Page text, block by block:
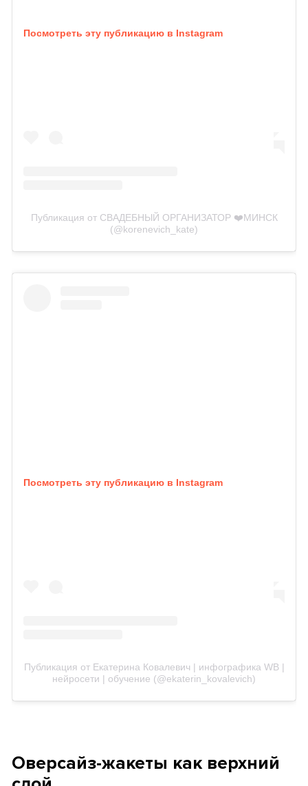
Посмотреть эту публикацию в Instagram
Публикация от СВАДЕБНЫЙ ОРГАНИЗАТОР ❤️МИНСК
(@korenevich_kate)
Посмотреть эту публикацию в Instagram
Публикация от Екатерина Ковалевич | инфографика WB |
нейросети | обучение (@ekaterin_kovalevich)
Оверсайз-жакеты как верхний